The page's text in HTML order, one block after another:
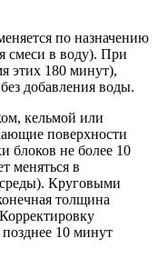
по назначению
смеси в воду). При
этих 180 минут),
добавления воды.
кельмой или
поверхности
блоков не более 10
меняться в
Круговыми
толщина
10 минут